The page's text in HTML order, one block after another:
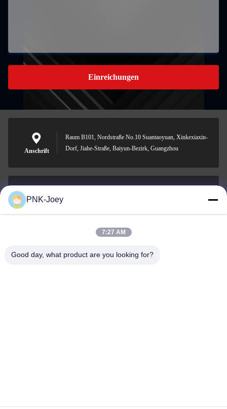
Einreichungen
Anschrift
Raum B101, Nordstraße No.10 Suantaoyuan, Xinkexiaxin-
Dorf, Jiahe-Straße, Baiyun-Bezirk, Guangzhou
E-Mail-Adresse
008613580404923
PNK-Joey
7:27 AM
Good day, what product are you looking for?